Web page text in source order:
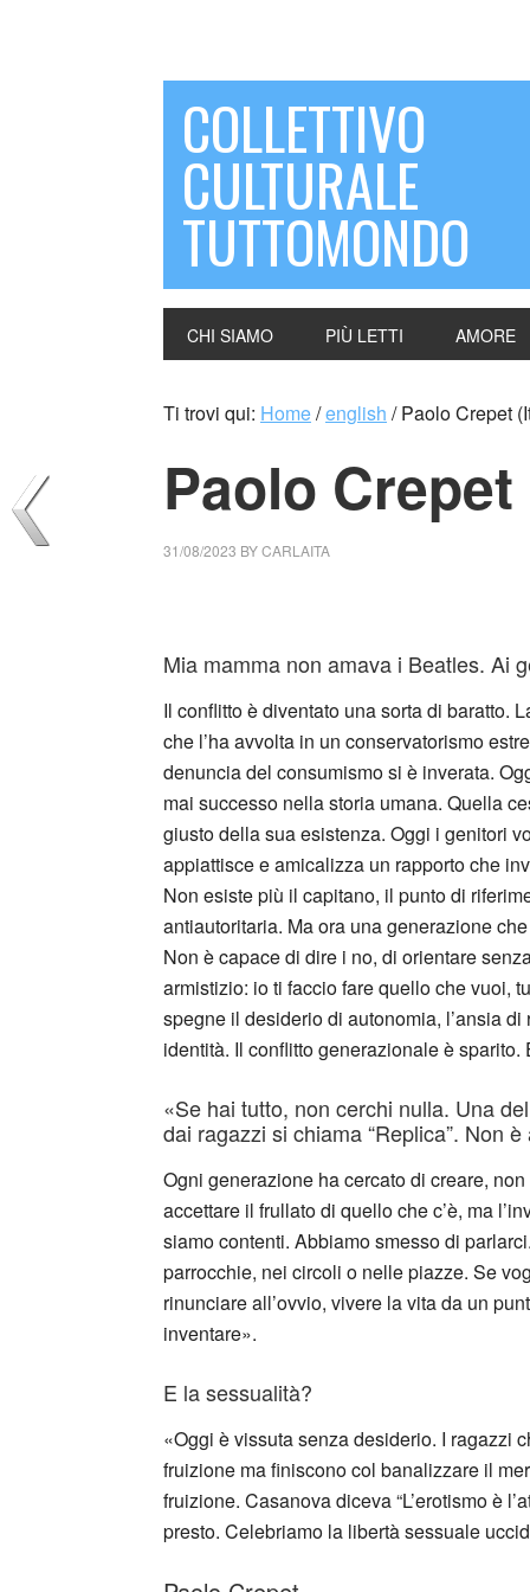
COLLETTIVO
CULTURALE
TUTTOMONDO
CHI SIAMO PIÙ LETTI AMORE
Ti trovi qui: Home/english /Paolo Crepet
Paolo
31/08/2023 BYCARLAITA
Mia mamma non amava i Beatles. Ai
Il conflitto è diventato una sorta di baratto.
che l’ha avvolta in un conservatorismo
denuncia del consumismo si è inverata.
mai successo nella storia umana. Quella
giusto della sua esistenza. Oggi i genitori
appiattisce e amicalizza un rapporto che
Non esiste più il capitano, il punto di
antiautoritaria. Ma ora una generazione
Non è capace di dire i no, di orientare
armistizio: io ti faccio fare quello che vuoi,
spegne il desiderio di autonomia, l’ansia
identità. Il conflitto generazionale è sparito.
«Se hai tutto, non cerchi nulla. Una
dai ragazzi si chiama “Replica”. Non
Ogni generazione ha cercato di creare,
accettare il frullato di quello che c’è, ma
siamo contenti. Abbiamo smesso di
parrocchie, nei circoli o nelle piazze. Se
rinunciare all’ovvio, vivere la vita da un
inventare».
E la sessualità?
«Oggi è vissuta senza desiderio. I ragazzi
fruizione ma finiscono col banalizzare il
fruizione. Casanova diceva “L’erotismo è
presto. Celebriamo la libertà sessuale